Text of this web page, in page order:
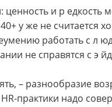
ценность и р
у же не считается
работать с л
не справятся с э
– разнообразие
практики надо